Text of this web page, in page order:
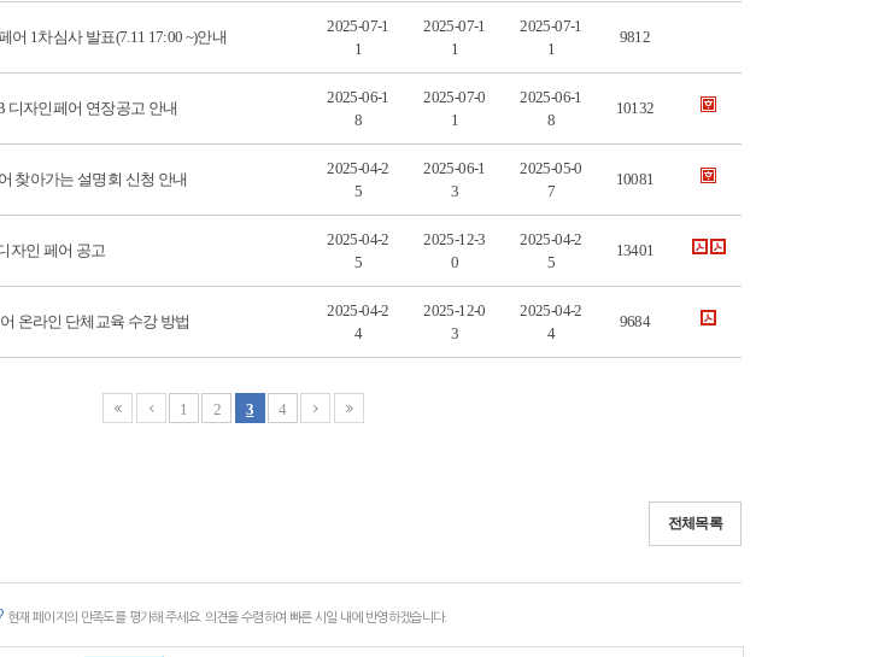
어 1차심사 발표(7.11 17:00 ~)안내
2025-07-1
1
2025-07-1
1
2025-07-1
1
9812
디자인페어 연장공고 안내
2025-06-1
8
2025-07-0
1
2025-06-1
8
10132
찾아가는 설명회 신청 안내
2025-04-2
5
2025-06-1
3
2025-05-0
7
10081
자인 페어 공고
2025-04-2
5
2025-12-3
0
2025-04-2
5
13401
온라인 단체교육 수강 방법
2025-04-2
4
2025-12-0
3
2025-04-2
4
9684
1 2 3 4
전체목록
현재 페이지의 만족도를 평가해 주세요. 의견을 수렴하여 빠른 시일 내에 반영하겠습니다.